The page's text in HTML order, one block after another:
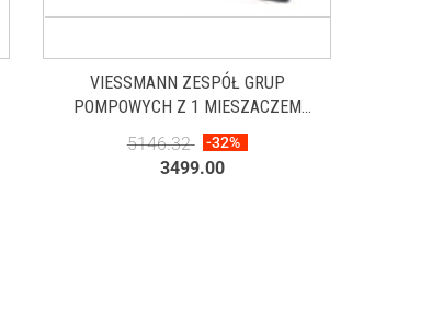
VIESSMANN ZESPÓŁ GRUP
POMPOWYCH Z 1 MIESZACZEM
7729355
5146.32 -32%
3499.00